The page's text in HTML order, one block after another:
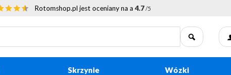
Rotomshop.pl jest oceniany na a 4.7/5
Skrzynie Wózki